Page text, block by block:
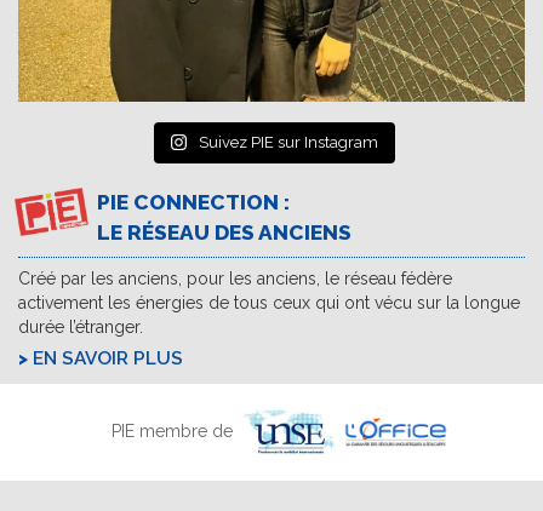
Suivez PIE sur Instagram
PIE CONNECTION :
LE RÉSEAU DES ANCIENS
Créé par les anciens, pour les anciens, le réseau fédère
activement les énergies de tous ceux qui ont vécu sur la longue
durée l’étranger.
EN SAVOIR PLUS
PIE membre de